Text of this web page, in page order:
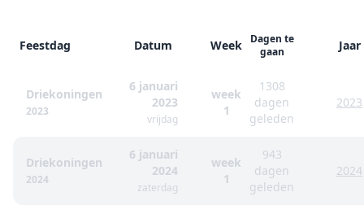
Feestdag Datum Week
Dagen te
gaan
Jaar
Driekoningen
2023
6 januari
2023
vrijdag
week
1
1308
dagen
geleden
2023
Driekoningen
2024
6 januari
2024
zaterdag
week
1
943
dagen
geleden
2024